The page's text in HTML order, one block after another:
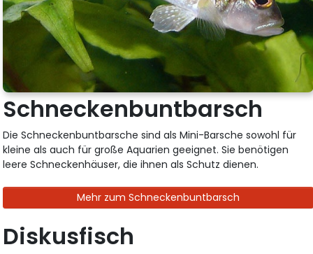
Schneckenbuntbarsch
Die Schneckenbuntbarsche sind als Mini-Barsche sowohl für
kleine als auch für große Aquarien geeignet. Sie benötigen
leere Schneckenhäuser, die ihnen als Schutz dienen.
Mehr zum Schneckenbuntbarsch
Diskusfisch